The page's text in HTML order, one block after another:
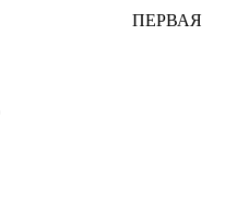
ПЕРВАЯ